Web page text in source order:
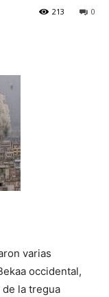
0
213
varias
occidental,
la tregua